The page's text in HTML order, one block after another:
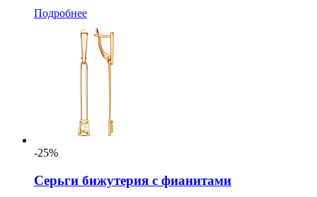
Подробнее
-25%
Серьги бижутерия с фианитами